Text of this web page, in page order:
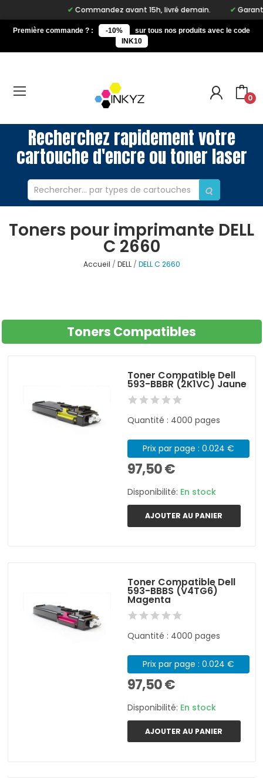
Commandez avant 15h, livré demain.
Première commande ? : -10%
sur tous nos produits avec le code
INK10
0
Recherchez rapidement votre
cartouche d'encre ou toner laser
Toners pour imprimante DELL
C 2660
Accueil DELL DELL C 2660
Toners Compatibles
Toner Compatible Dell
593-BBBR (2K1VC) Jaune
Quantité : 4000 pages
Prix par page : 0.024 €
97,50 €
Disponibilité: En stock
AJOUTER AU PANIER
Toner Compatible Dell
593-BBBS (V4TG6)
Magenta
Quantité : 4000 pages
Prix par page : 0.024 €
97,50 €
Disponibilité: En stock
AJOUTER AU PANIER